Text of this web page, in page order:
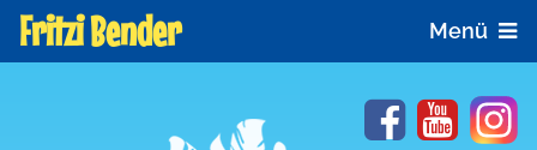
Fritzi Bender Menü
FacebookYouTube